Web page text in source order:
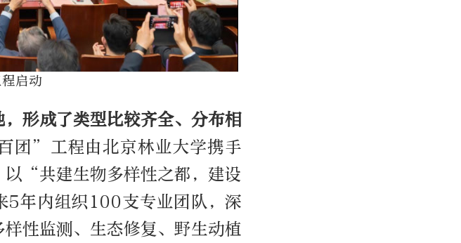
启动
形成了类型比较齐全、分布相
团”
工程由北京林业大学携手
以 “共建生物多样性之都，建设
5年内组织 100支专业团队，深
性监测、生态修复、野生动植